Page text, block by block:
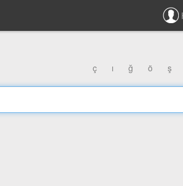
ç ı ğ ö ş